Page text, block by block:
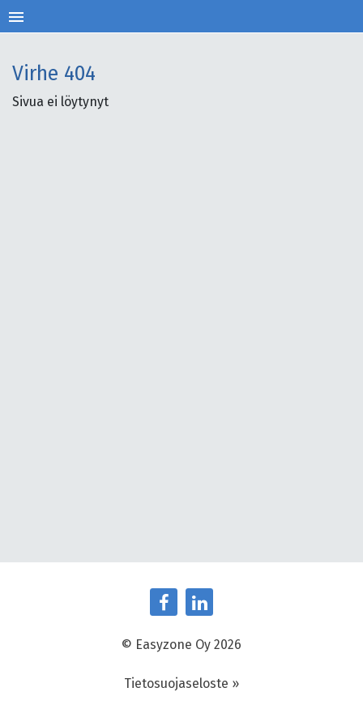
menu
Virhe 404
Sivua ei löytynyt
© Easyzone Oy 2026
Tietosuojaseloste »